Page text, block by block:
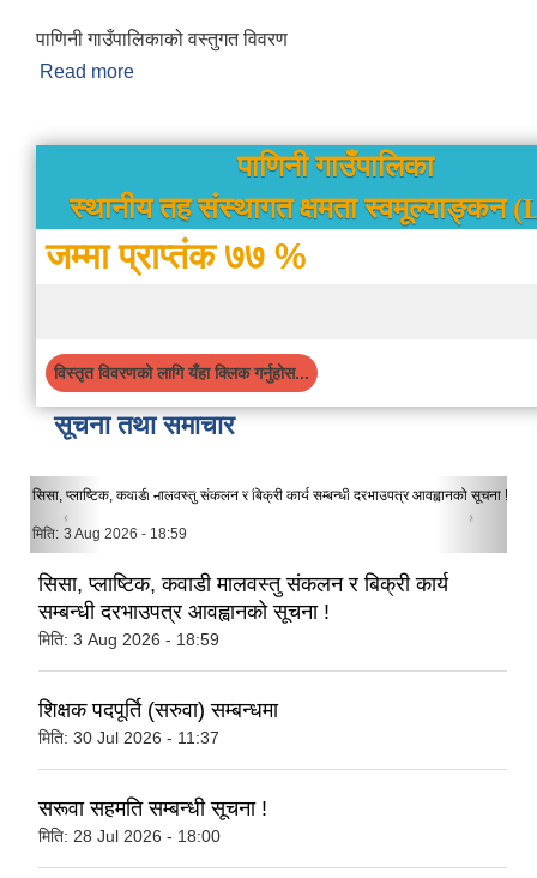
पाणिनी गाउँपालिकाको वस्तुगत विवरण
Read more
पाणिनी गाउँपालिका
स्थानीय तह संस्थागत क्षमता स्वमूल्याङ्कन
जम्मा प्राप्तंक ७७ %
विस्तृत विवरणको लागि यँहा क्लिक गर्नुहोस...
सूचना तथा समाचार
सिसा, प्लाष्टिक, कवाडी मालवस्तु संकलन र बिक्री कार्य सम्बन्धी दरभाउपत्र आवह्वानको सूचना !
मिति: 3 Aug 2026 - 18:59
सिसा, प्लाष्टिक, कवाडी मालवस्तु संकलन र बिक्री कार्य
सम्बन्धी दरभाउपत्र आवह्वानको सूचना !
मिति: 3 Aug 2026 - 18:59
शिक्षक पदपूर्ति (सरुवा) सम्बन्धमा
मिति: 30 Jul 2026 - 11:37
सरूवा सहमति सम्बन्धी सूचना !
मिति: 28 Jul 2026 - 18:00